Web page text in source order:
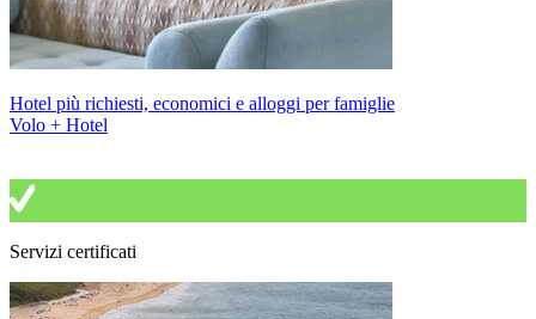
Hotel più richiesti, economici e alloggi per famiglie
Volo + Hotel
Servizi certificati